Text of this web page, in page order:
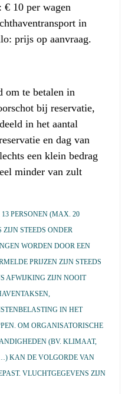
10 per wagen
in
prijs op aanvraag.
om te betalen in
bij reservatie,
in het aantal
en dag van
een klein bedrag
minder van zult
PERSONEN (MAX. 20
ZIJN STEEDS ONDER
WORDEN DOOR EEN
PRIJZEN ZIJN STEEDS
AFWIJKING ZIJN NOOIT
IN HET
OM ORGANISATORISCHE
(BV. KLIMAAT,
KAN DE VOLGORDE VAN
VLUCHTGEGEVENS ZIJN